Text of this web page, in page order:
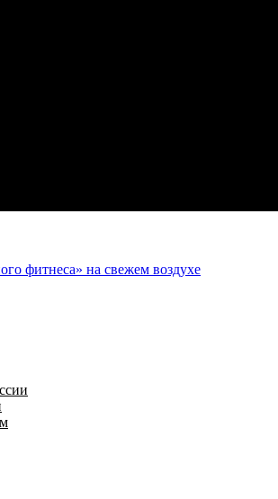
фитнеса» на свежем воздухе